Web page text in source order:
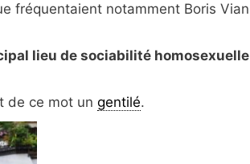
fréquentaient notamment Boris Vian
lieu de sociabilité homosexuelle
de ce mot un gentilé.